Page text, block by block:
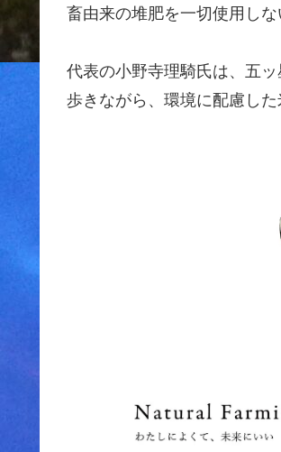
畜由来の堆肥を一切使用し
代表の小野寺理騎氏は、五
歩きながら、環境に配慮した